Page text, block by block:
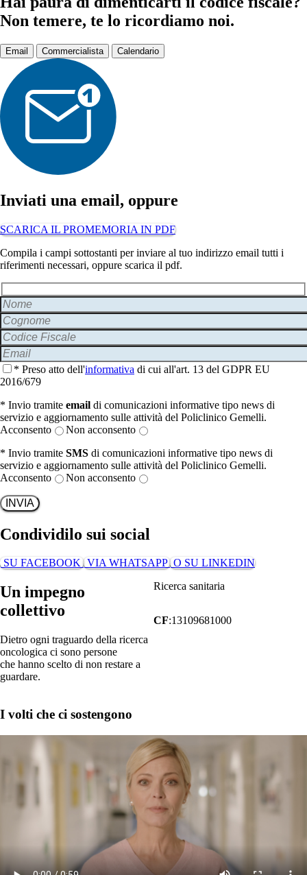
Non temere, te lo ricordiamo noi.
Email Commercialista Calendario
Inviati una email, oppure
SCARICA IL PROMEMORIA IN PDF
Compila i campi sottostanti per inviare al tuo indirizzo email tutti i
riferimenti necessari, oppure scarica il pdf.
* Preso atto dell'informativa di cui all'art. 13 del GDPR EU
2016/679
* Invio tramite email di comunicazioni informative tipo news di
servizio e aggiornamento sulle attività del Policlinico Gemelli.
Acconsento
Non acconsento
* Invio tramite SMS di comunicazioni informative tipo news di
servizio e aggiornamento sulle attività del Policlinico Gemelli.
Acconsento
Non acconsento
Condividilo sui social
SU FACEBOOK VIA WHATSAPP O SU LINKEDIN
Un impegno
collettivo
Dietro ogni traguardo della ricerca
oncologica ci sono persone
che hanno scelto di non restare a
guardare.
Ricerca sanitaria
CF:13109681000
I volti che ci sostengono